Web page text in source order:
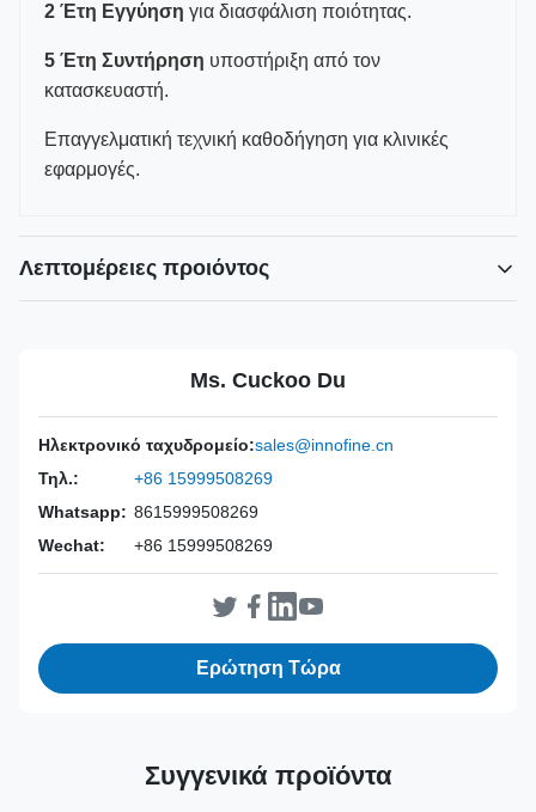
2 Έτη Εγγύηση για διασφάλιση ποιότητας.
5 Έτη Συντήρηση υποστήριξη από τον
κατασκευαστή.
Επαγγελματική τεχνική καθοδήγηση για κλινικές
εφαρμογές.
Λεπτομέρειες προιόντος
2 Χρόνια
Inst Class:
Τάξη Ι
Certificate:
CE, ISO 13485, Πιστοποίηση FDA
Sterilization
Method:
Απολύμανση ή Αυτόκλειστο
Ms. Cuckoo Du
Ηλεκτρονικό ταχυδρομείο:sales@innofine.cn
Τηλ.:
+86 15999508269
Whatsapp: 8615999508269
Wechat:
+86 15999508269
Ερώτηση Τώρα
Συγγενικά προϊόντα